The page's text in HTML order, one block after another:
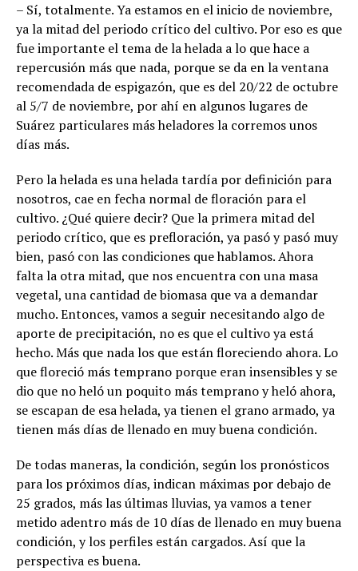
– Sí, totalmente. Ya estamos en el inicio de noviembre,
ya la mitad del periodo crítico del cultivo. Por eso es que
fue importante el tema de la helada a lo que hace a
repercusión más que nada, porque se da en la ventana
recomendada de espigazón, que es del 20/22 de octubre
al 5/7 de noviembre, por ahí en algunos lugares de
Suárez particulares más heladores la corremos unos
días más.
Pero la helada es una helada tardía por definición para
nosotros, cae en fecha normal de floración para el
cultivo. ¿Qué quiere decir? Que la primera mitad del
periodo crítico, que es prefloración, ya pasó y pasó muy
bien, pasó con las condiciones que hablamos. Ahora
falta la otra mitad, que nos encuentra con una masa
vegetal, una cantidad de biomasa que va a demandar
mucho. Entonces, vamos a seguir necesitando algo de
aporte de precipitación, no es que el cultivo ya está
hecho. Más que nada los que están floreciendo ahora. Lo
que floreció más temprano porque eran insensibles y se
dio que no heló un poquito más temprano y heló ahora,
se escapan de esa helada, ya tienen el grano armado, ya
tienen más días de llenado en muy buena condición.
De todas maneras, la condición, según los pronósticos
para los próximos días, indican máximas por debajo de
25 grados, más las últimas lluvias, ya vamos a tener
metido adentro más de 10 días de llenado en muy buena
condición, y los perfiles están cargados. Así que la
perspectiva es buena.